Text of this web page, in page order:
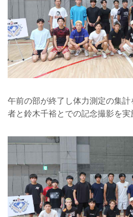
午前の部が終了し体力測定の集
者と鈴木千裕とでの記念撮影を実